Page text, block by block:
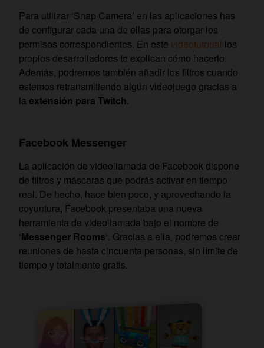
Para utilizar ‘Snap Camera’ en las aplicaciones has
de configurar cada una de ellas para otorgar los
permisos correspondientes. En este videotutorial los
propios desarrolladores te explican cómo hacerlo.
Además, podremos también añadir los filtros cuando
estemos retransmitiendo algún videojuego gracias a
la extensión para Twitch.
Facebook Messenger
La aplicación de videollamada de Facebook dispone
de filtros y máscaras que podrás activar en tiempo
real. De hecho, hace bien poco, y aprovechando la
coyuntura, Facebook presentaba una nueva
herramienta de videollamada bajo el nombre de
‘Messenger Rooms‘. Gracias a ella, podremos crear
reuniones de hasta cincuenta personas, sin límite de
tiempo y totalmente gratis.